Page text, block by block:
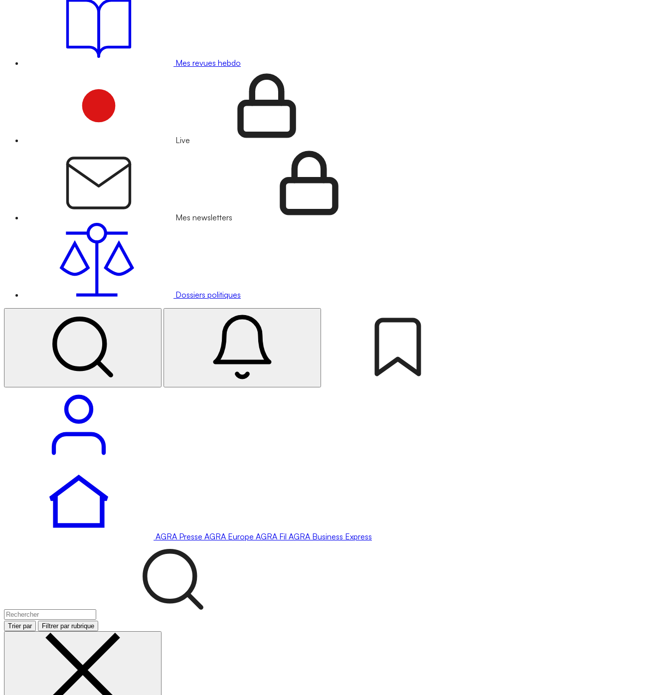
Mes revues hebdo
Live
Mes newsletters
Dossiers politiques
AGRA Presse AGRA Europe AGRA Fil AGRA Business Express
Trier par Filtrer par rubrique